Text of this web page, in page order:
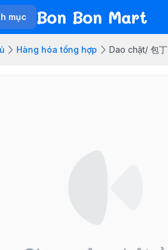
mục Bon Bon Mart
Hàng hóa tổng hợp Dao chặt/ 包丁